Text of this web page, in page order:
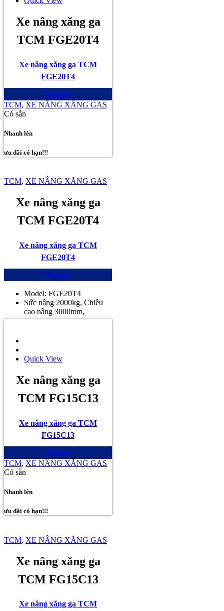
Xe nâng xăng ga
TCM FGE20T4
Xe nâng xăng ga TCM
FGE20T4
Mua ngay
TCM, XE NÂNG XĂNG GAS
Có sẵn
Nhanh lên
ưu đãi có hạn!!!
TCM, XE NÂNG XĂNG GAS
Xe nâng xăng ga
TCM FGE20T4
Xe nâng xăng ga TCM
FGE20T4
Mua ngay
Model: FGE20T4
Sức nâng 2000kg, Chiều
cao nâng 3000mm,
Quick View
Xe nâng xăng ga
TCM FG15C13
Xe nâng xăng ga TCM
FG15C13
Mua ngay
TCM, XE NÂNG XĂNG GAS
Có sẵn
Nhanh lên
ưu đãi có hạn!!!
TCM, XE NÂNG XĂNG GAS
Xe nâng xăng ga
TCM FG15C13
Xe nâng xăng ga TCM